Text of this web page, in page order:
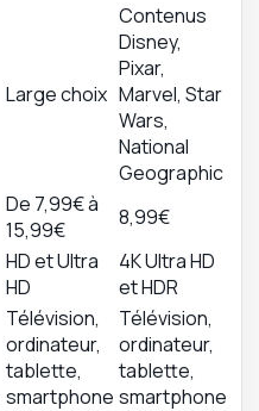
Large choix
Contenus
Disney,
Pixar,
Marvel, Star
Wars,
National
Geographic
De 7,99€ à
15,99€
8,99€
HD et Ultra
HD
4K Ultra HD
et HDR
Télévision,
ordinateur,
tablette,
smartphone
Télévision,
ordinateur,
tablette,
smartphone